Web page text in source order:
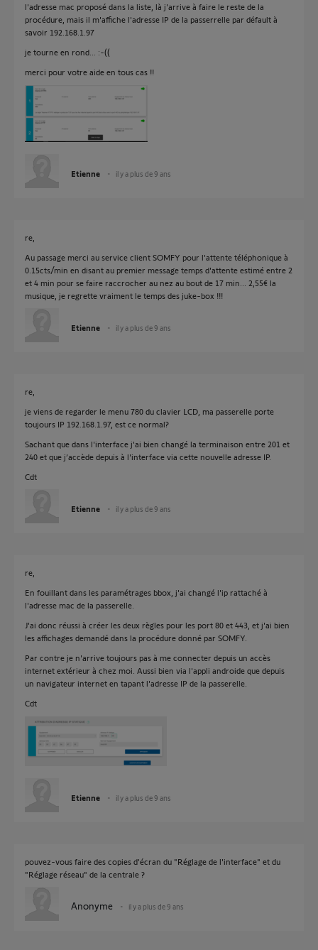
l'adresse mac proposé dans la liste, là j'arrive à faire le reste de la
procédure, mais il m'affiche l'adresse IP de la passerrelle par défault à
savoir 192.168.1.97
je tourne en rond... :-((
merci pour votre aide en tous cas !!
Etienne il y a plus de 9 ans
re,
Au passage merci au service client SOMFY pour l'attente téléphonique à
0.15cts/min en disant au premier message temps d'attente estimé entre 2
et 4 min pour se faire raccrocher au nez au bout de 17 min... 2,55€ la
musique, je regrette vraiment le temps des juke-box !!!
Etienne il y a plus de 9 ans
re,
je viens de regarder le menu 780 du clavier LCD, ma passerelle porte
toujours IP 192.168.1.97, est ce normal?
Sachant que dans l'interface j'ai bien changé la terminaison entre 201 et
240 et que j’accède depuis à l'interface via cette nouvelle adresse IP.
Cdt
Etienne il y a plus de 9 ans
re,
En fouillant dans les paramétrages bbox, j'ai changé l'ip rattaché à
l'adresse mac de la passerelle.
J'ai donc réussi à créer les deux règles pour les port 80 et 443, et j'ai bien
les affichages demandé dans la procédure donné par SOMFY.
Par contre je n'arrive toujours pas à me connecter depuis un accès
internet extérieur à chez moi. Aussi bien via l'appli androide que depuis
un navigateur internet en tapant l'adresse IP de la passerelle.
Cdt
Etienne il y a plus de 9 ans
pouvez-vous faire des copies d'écran du "Réglage de l'interface" et du
"Réglage réseau" de la centrale ?
Anonyme il y a plus de 9 ans